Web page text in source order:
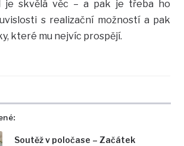
Soutěž v poločase – Začátek
je skvělá věc – a pak je třeba ho
s realizační možností a pak
které mu nejvíc prospějí.